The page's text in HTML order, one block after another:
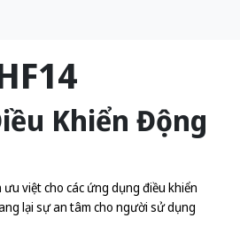
Khiển Động
việt cho các ứng dụng điều khiển
lại sự an tâm cho người sử dụng